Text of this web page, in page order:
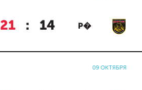
21 : 14 Р�
09 ОКТЯБРЯ